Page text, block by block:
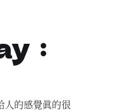
：
人的感覺真的很